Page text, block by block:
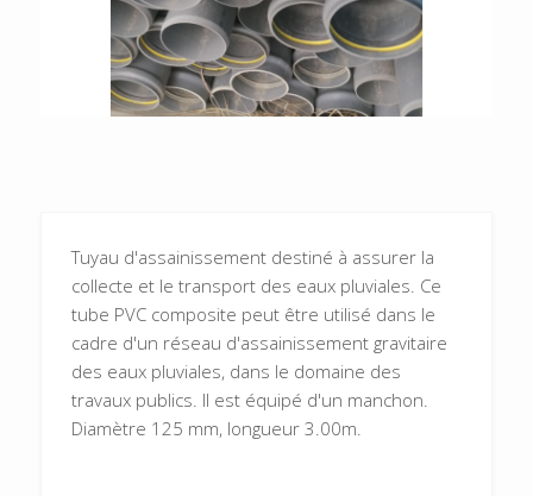
Tuyau d'assainissement destiné à assurer la
collecte et le transport des eaux pluviales. Ce
tube PVC composite peut être utilisé dans le
cadre d'un réseau d'assainissement gravitaire
des eaux pluviales, dans le domaine des
travaux publics. Il est équipé d'un manchon.
Diamètre 125 mm, longueur 3.00m.